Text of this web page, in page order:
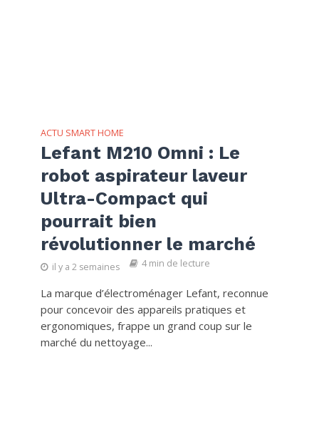
ACTU SMART HOME
Lefant M210 Omni : Le
robot aspirateur laveur
Ultra-Compact qui
pourrait bien
révolutionner le marché
il y a 2 semaines 4 min de lecture
La marque d’électroménager Lefant, reconnue
pour concevoir des appareils pratiques et
ergonomiques, frappe un grand coup sur le
marché du nettoyage...